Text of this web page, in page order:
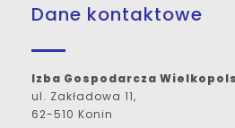
Dane kontaktowe
Izba Gospodarcza
ul. Zakładowa 11,
62-510 Konin